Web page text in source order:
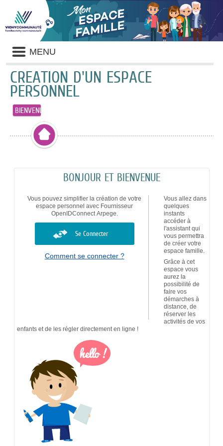
Liste
des
avertissements
MENU
CRÉATION D'UN ESPACE
PERSONNEL
BIENVENUE
BONJOUR ET BIENVENUE
Vous pouvez simplifier la création de votre
espace personnel avec Fournisseur
OpenIDConnect Arpege.
Se Connecter
Comment se connecter ?
Vous allez dans
quelques
instants
accéder à
l'assistant qui
vous permettra
de créer votre
espace famille.
Grâce à cet
espace vous
aurez la
possibilité de
faire vos
démarches à
distance, de
réserver les
activités de vos
enfants et de les régler directement en ligne !